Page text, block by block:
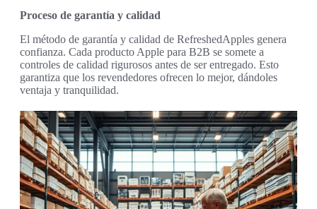
Proceso de garantía y calidad
El método de garantía y calidad de RefreshedApples genera
confianza. Cada producto Apple para B2B se somete a
controles de calidad rigurosos antes de ser entregado. Esto
garantiza que los revendedores ofrecen lo mejor, dándoles
ventaja y tranquilidad.